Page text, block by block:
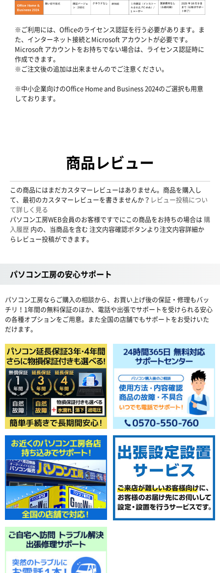
※ご利用には、Officeのライセンス認証を行う必要があります。ま
た、インターネット接続とMicrosoft アカウントが必要です。
Microsoft アカウントをお持ちでない場合は、ライセンス認証時に
作成できます。
※ご注文後の追加は出来ませんのでご注意ください。
※中小企業向けのOffice Home and Business 2024のご選択も用意
しております。
商品レビュー
この商品にはまだカスタマーレビューはありません。商品を購入し
て、最初のカスタマーレビューを書きませんか？ レビュー投稿につい
て詳しく見る
パソコン工房WEB会員のお客様ですでにこの商品をお持ちの場合は 購
入履歴 内の、当商品を含む 注文内容確認ボタンより注文内容詳細か
らレビュー投稿ができます。
パソコン工房の安心サポート
パソコン工房ならご購入の相談から、お買い上げ後の保証・修理もバッ
チリ！1年間の無料保証のほか、電話や出張でサポートを受けられる安心
の各種オプションをご用意。また全国の店舗でもサポートをお受けいた
だけます。